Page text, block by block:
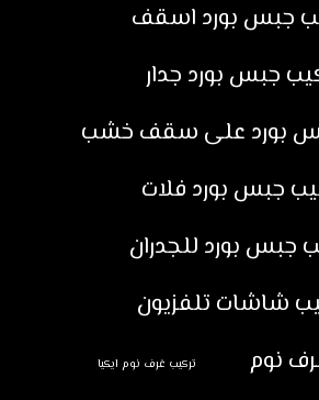
جبس بورد اسقف
جبس بورد جدار
بورد على سقف خشب
جبس بورد فلات
جبس بورد للجدران
شاشات تلفزيون
نوم
تركيب غرف نوم ايكيا